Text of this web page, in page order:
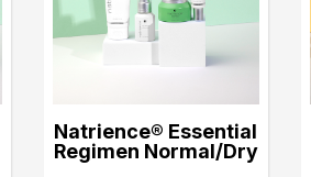
Natrience® Essential
Regimen Normal/Dry